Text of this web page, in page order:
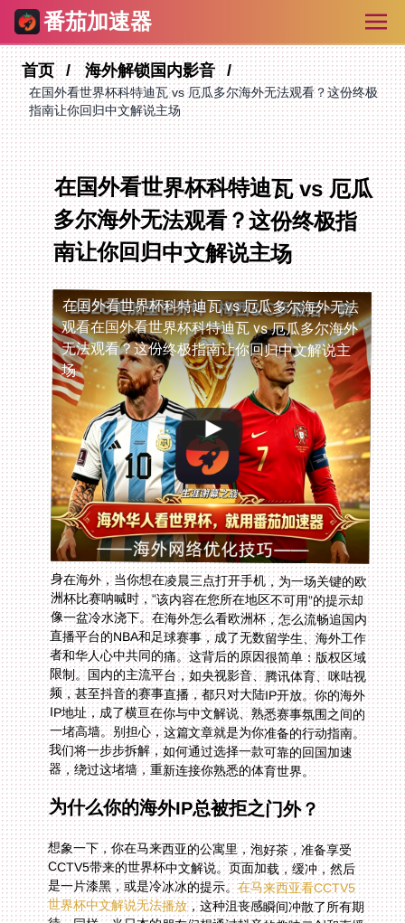
番茄加速器
首页 海外解锁国内影音
在国外看世界杯科特迪瓦 vs 厄瓜多尔海外无法观看？这份终极
指南让你回归中文解说主场
在国外看世界杯科特迪瓦 vs 厄瓜
多尔海外无法观看？这份终极指
南让你回归中文解说主场
在国外看世界杯科特迪瓦 vs 厄瓜多尔海外无法
观看在国外看世界杯科特迪瓦 vs 厄瓜多尔海外
无法观看？这份终极指南让你回归中文解说主
场
身在海外，当你想在凌晨三点打开手机，为一场关键的欧
洲杯比赛呐喊时，“该内容在您所在地区不可用”的提示却
像一盆冷水浇下。在海外怎么看欧洲杯，怎么流畅追国内
直播平台的NBA和足球赛事，成了无数留学生、海外工作
者和华人心中共同的痛。这背后的原因很简单：版权区域
限制。国内的主流平台，如央视影音、腾讯体育、咪咕视
频，甚至抖音的赛事直播，都只对大陆IP开放。你的海外
IP地址，成了横亘在你与中文解说、熟悉赛事氛围之间的
一堵高墙。别担心，这篇文章就是为你准备的行动指南。
我们将一步步拆解，如何通过选择一款可靠的回国加速
器，绕过这堵墙，重新连接你熟悉的体育世界。
为什么你的海外IP总被拒之门外？
想象一下，你在马来西亚的公寓里，泡好茶，准备享受
CCTV5带来的世界杯中文解说。页面加载，缓冲，然后
是一片漆黑，或是冷冰冰的提示。在马来西亚看CCTV5
世界杯中文解说无法播放，这种沮丧感瞬间冲散了所有期
待。同样，当日本的朋友们想通过抖音的趣味二创和直播